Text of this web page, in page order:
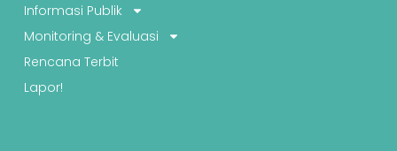
Informasi Publik
Monitoring & Evaluasi
Rencana Terbit
Lapor!